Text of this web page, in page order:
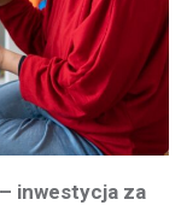
inwestycja za